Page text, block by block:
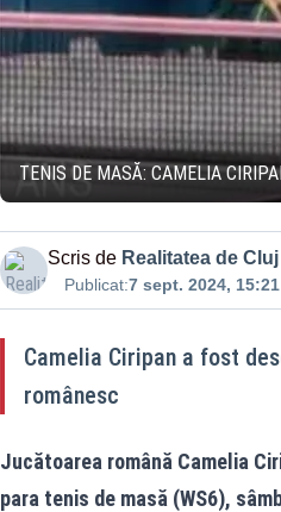
TENIS DE MASĂ: CAMELIA
Scris de Realitatea de Cluj
Publicat:7 sept. 2024, 15:21
Camelia Ciripan a fost
românesc
Jucătoarea română Camelia
para tenis de masă (WS6),